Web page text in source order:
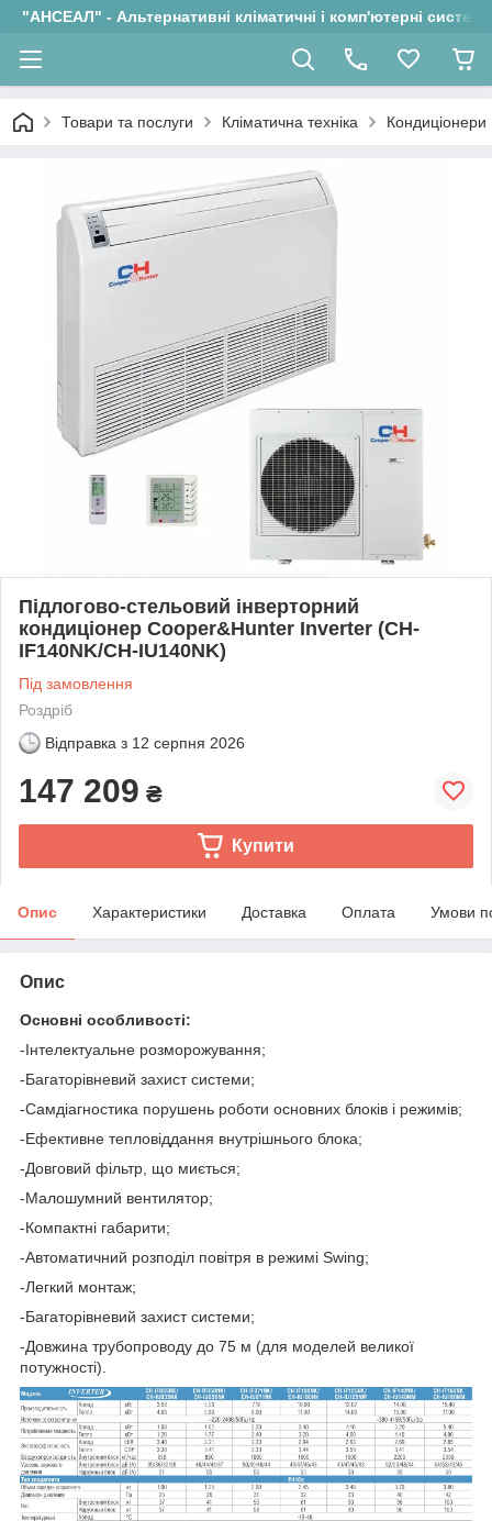
"АНСЕАЛ" - Альтернативні кліматичні і комп'ютерні системи
Товари та послуги Кліматична техніка Кондиціонери
Підлогово-стельовий інверторний
кондиціонер Cooper&Hunter Inverter (CH-
IF140NK/CH-IU140NK)
Під замовлення
Роздріб
Відправка з 12 серпня 2026
147 209 ₴
Купити
Опис Характеристики Доставка Оплата Умови
Опис
Основні особливості:
-Інтелектуальне розморожування;
-Багаторівневий захист системи;
-Самдіагностика порушень роботи основних блоків і режимів;
-Ефективне тепловіддання внутрішнього блока;
-Довговий фільтр, що миється;
-Малошумний вентилятор;
-Компактні габарити;
-Автоматичний розподіл повітря в режимі Swing;
-Легкий монтаж;
-Багаторівневий захист системи;
-Довжина трубопроводу до 75 м (для моделей великої
потужності).